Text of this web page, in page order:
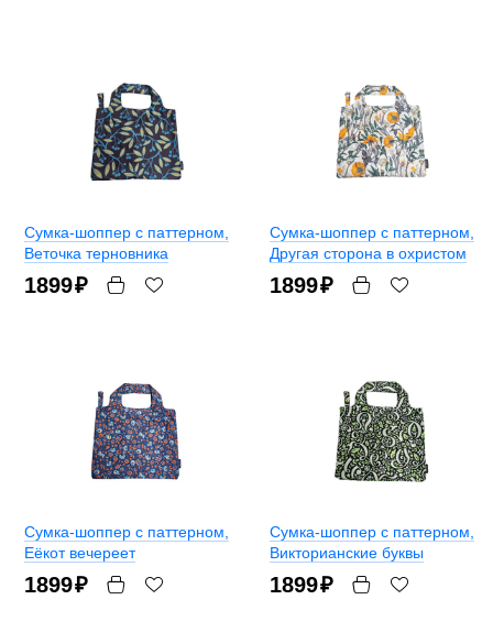
Сумка-шоппер с паттерном,
Веточка терновника
1899₽
Сумка-шоппер с паттерном,
Другая сторона в охристом
1899₽
Сумка-шоппер с паттерном,
Еёкот вечереет
1899₽
Сумка-шоппер с паттерном,
Викторианские буквы
1899₽